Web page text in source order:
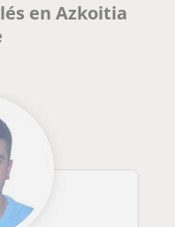
en Azkoitia